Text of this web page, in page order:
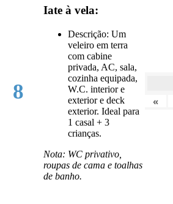
8
Iate à vela:
Descrição: Um
veleiro em terra
com cabine
privada, AC, sala,
cozinha equipada,
W.C. interior e
exterior e deck
exterior. Ideal para
1 casal + 3
crianças.
Nota: WC privativo,
roupas de cama e toalhas
de banho.
«